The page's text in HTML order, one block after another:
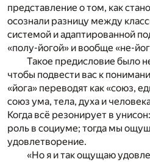
представление о том, как
осознали разницу между
системой и адаптированной
«полу-йогой» и вообще «не-
Такое предисловие было
чтобы подвести вас к
«йога» переводят как «союз,
союз ума, тела, духа и
Когда всё резонирует в
роль в социуме; тогда мы
удовлетворение.
«Но я и так ощущаю